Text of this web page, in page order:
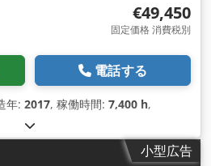
€49,450
固定価格 消費税別
電話する
年: 2017, 稼働時間: 7,400 h,
小型広告